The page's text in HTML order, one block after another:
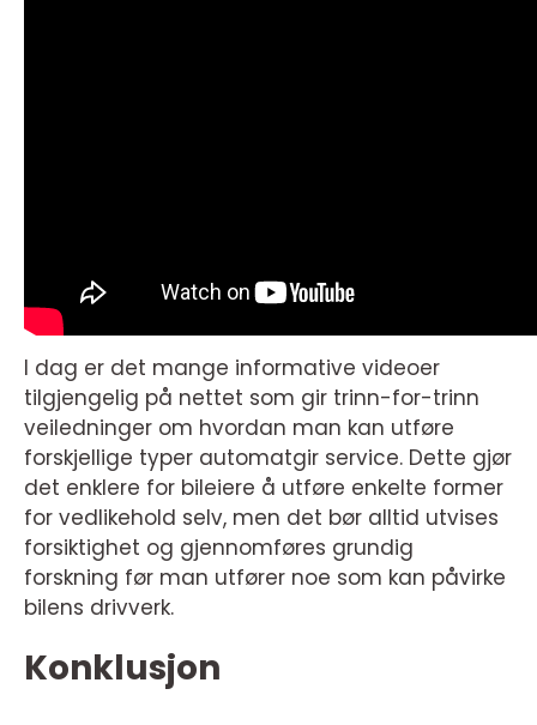
I dag er det mange informative videoer
tilgjengelig på nettet som gir trinn-for-trinn
veiledninger om hvordan man kan utføre
forskjellige typer automatgir service. Dette gjør
det enklere for bileiere å utføre enkelte former
for vedlikehold selv, men det bør alltid utvises
forsiktighet og gjennomføres grundig
forskning før man utfører noe som kan påvirke
bilens drivverk.
Konklusjon